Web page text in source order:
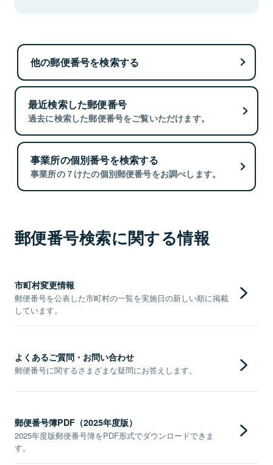
他の郵便番号を検索する
最近検索した郵便番号
過去に検索した郵便番号をご覧いただけます。
事業所の個別番号を検索する
事業所の７けたの個別郵便番号をお調べします。
郵便番号検索に関する情報
市町村変更情報
郵便番号を公表した市町村の一覧を実施日の新しい順に掲載
しています。
よくあるご質問・お問い合わせ
郵便番号に関するさまざまな疑問にお答えします。
郵便番号簿PDF（2025年度版）
2025年度版郵便番号簿をPDF形式でダウンロードできま
す。